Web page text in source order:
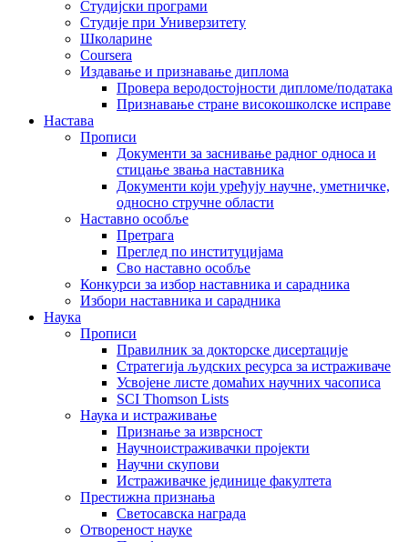
Студијски програми
Студије при Универзитету
Школарине
Coursera
Издавање и признавање диплома
Провера веродостојности дипломе/података
Признавање стране високошколске исправе
Настава
Прописи
Документи за заснивање радног односа и
стицање звања наставника
Документи који уређују научне, уметничке,
односно стручне области
Наставно особље
Претрага
Преглед по институцијама
Сво наставно особље
Конкурси за избор наставника и сарадника
Избори наставника и сарадника
Наука
Прописи
Правилник за докторске дисертације
Стратегија људских ресурса за истраживаче
Усвојене листе домаћих научних часописа
SCI Thomson Lists
Наука и истраживање
Признање за изврсност
Научноистраживачки пројекти
Научни скупови
Истраживачке јединице факултета
Престижна признања
Светосавска награда
Отвореност науке